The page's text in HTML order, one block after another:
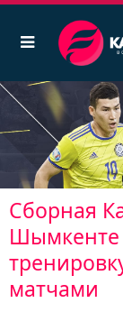
Сборная
Шымкенте
матчами